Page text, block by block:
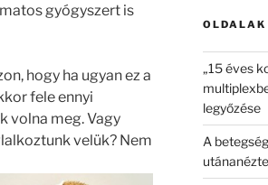
gyógyszert is
hogy ha ugyan ez a
fele ennyi
volna meg. Vagy
velük? Nem
OLDALAK
„15 éves
legyőzése
A